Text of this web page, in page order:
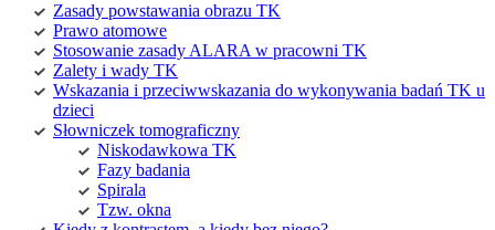
Zasady powstawania obrazu TK
Prawo atomowe
Stosowanie zasady ALARA w pracowni TK
Zalety i wady TK
Wskazania i przeciwwskazania do wykonywania badań TK u
dzieci
Słowniczek tomograficzny
Niskodawkowa TK
Fazy badania
Spirala
Tzw. okna